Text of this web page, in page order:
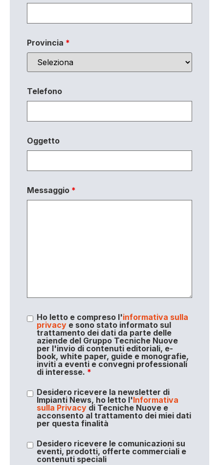
Provincia *
Telefono
Oggetto
Messaggio *
Ho letto e compreso l'informativa sulla
privacye sono stato informato sul
trattamento dei dati da parte delle
aziende del Gruppo Tecniche Nuove
per l'invio di contenuti editoriali, e-
book, white paper, guide e monografie,
inviti a eventi e convegni professionali
di interesse. *
Desidero ricevere la newsletter di
Impianti News, ho letto l'Informativa
sulla Privacydi Tecniche Nuove e
acconsento al trattamento dei miei dati
per questa finalità
Desidero ricevere le comunicazioni su
eventi, prodotti, offerte commerciali e
contenuti speciali